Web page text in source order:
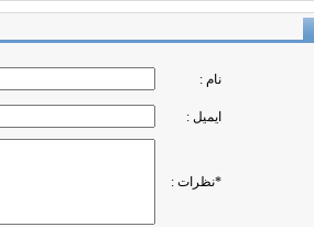
نام :
ایمیل :
*نظرات :